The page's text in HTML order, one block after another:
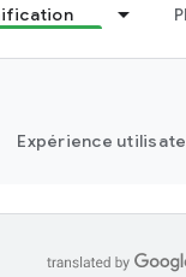
Expérience